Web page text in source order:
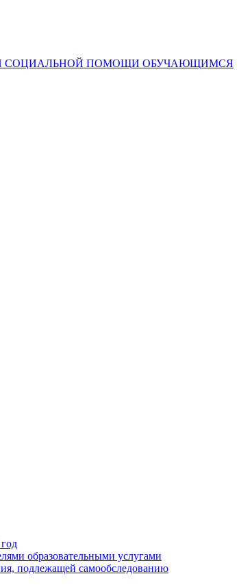
СОЦИАЛЬНОЙ ПОМОЩИ ОБУЧАЮЩИМСЯ
образовательными услугами
подлежащей самообследованию